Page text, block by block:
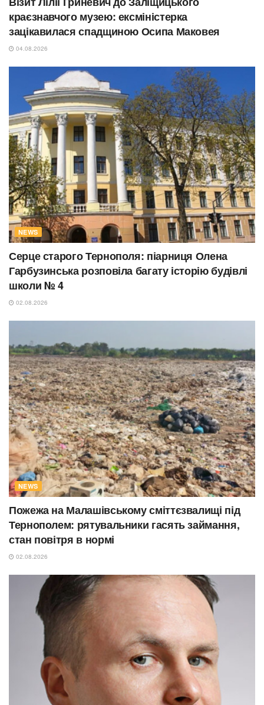
краєзнавчого музею: ексміністерка
зацікавилася спадщиною Осипа Маковея
04.08.2026
NEWS
Серце старого Тернополя: піарниця Олена
Гарбузинська розповіла багату історію будівлі
школи № 4
02.08.2026
NEWS
Пожежа на Малашівському сміттєзвалищі під
Тернополем: рятувальники гасять займання,
стан повітря в нормі
02.08.2026